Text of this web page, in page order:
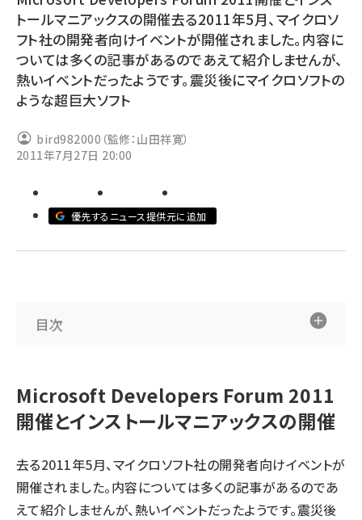
北海道をのんびり旅する晴山佳須夫のヒント集！ (2050)
drupal (1966)
genai (1494)
abc123 (1371)
トールマニアックスの開催去る2011年5月、マイクロソ
フト社の開発者向けイベントが開催されました。内容に
ついては多くの記事があるのであえて紹介しませんが、
熱いイベントだったようです。震災後にマイクロソフトの
ような超巨大ソフト
bird982000（監修：山田祥寛）
2011年7月27日 20:00
優先するニュース提供元に追加
目次
Microsoft Developers Forum 2011
開催とインストールマニアックスの開催
去る2011年5月、マイクロソフト社の開発者向けイベントが
開催されました。内容については多くの記事があるのであ
えて紹介しませんが、熱いイベントだったようです。震災後